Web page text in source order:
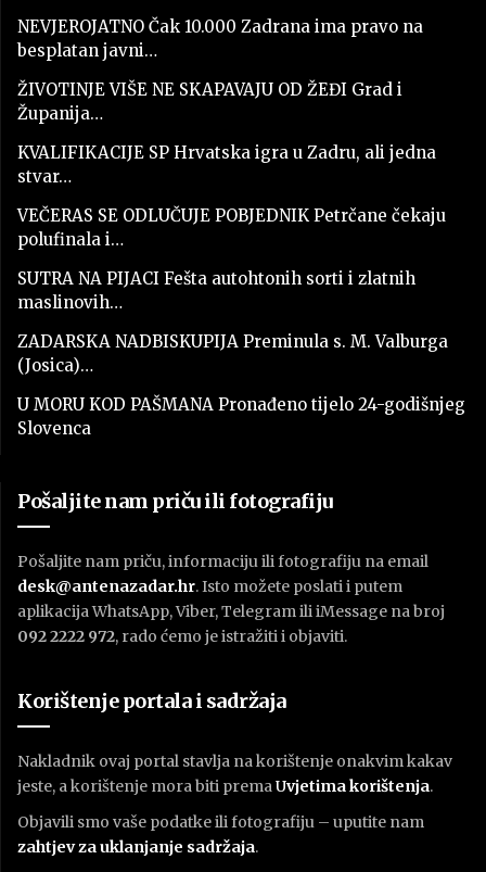
NEVJEROJATNO Čak 10.000 Zadrana ima pravo na
besplatan javni…
ŽIVOTINJE VIŠE NE SKAPAVAJU OD ŽEĐI Grad i
Županija…
KVALIFIKACIJE SP Hrvatska igra u Zadru, ali jedna
stvar…
VEČERAS SE ODLUČUJE POBJEDNIK Petrčane čekaju
polufinala i…
SUTRA NA PIJACI Fešta autohtonih sorti i zlatnih
maslinovih…
ZADARSKA NADBISKUPIJA Preminula s. M. Valburga
(Josica)…
U MORU KOD PAŠMANA Pronađeno tijelo 24-godišnjeg
Slovenca
Pošaljite nam priču ili fotografiju
Pošaljite nam priču, informaciju ili fotografiju na email
desk@antenazadar.hr. Isto možete poslati i putem
aplikacija WhatsApp, Viber, Telegram ili iMessage na broj
092 2222 972, rado ćemo je istražiti i objaviti.
Korištenje portala i sadržaja
Nakladnik ovaj portal stavlja na korištenje onakvim kakav
jeste, a korištenje mora biti prema Uvjetima korištenja.
Objavili smo vaše podatke ili fotografiju – uputite nam
zahtjev za uklanjanje sadržaja.